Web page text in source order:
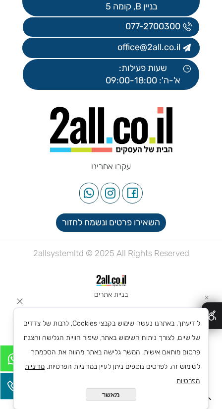
בניין B, קומה 5
077-2700300
office@2all.co.il
שעות פעילות:
א'-ה': 09:00-18:00
עקבו אחרינו
השאירו פרטים ונשמח לחזור
2allsystemltd © 2025 All Rights Reserved
בניית אתרים ✕
לידיעתך, באתרנו נעשה שימוש בקבצי Cookies, לרבות של צדדים
שלישיים, לצורך ניתוח השימוש באתר, שיפור חוויית הגלישה והצגת
פרסום מותאם אישית. המשך גלישה באתר מהווה את הסכמתך
לשימוש זה. לפרטים נוספים ניתן לעיין במדיניות הפרטיות. מדיניות
הפרטיות
מאשר